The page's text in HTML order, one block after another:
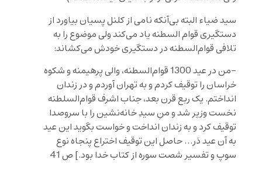
سید ضیاء البته بی‌آنکه نامی از کلنل پسیان بیاورد از
دستگیری قوام السطنه یاد می‌کند ولی موضوع را به
تلافی قوام‌السطنه در دستگیری خودش می‌کشاند:
-من در عید 1300 قوام‌السطنه، والی پرهیمنه و شکوه
خراسان را توقیف کردم و به تهران آوردم و در زندان
انداختم. یک ربع قرن بعد، جناب اشرف قوام‌السلطنه
نخست وزیر شد و منِ سیدِ خانه‌نشین را با سروصدا
توقیف کرد و به زندان انداخت و خواست بگوید این عید
به آن عید دَر… حاصل این توقیف اختراع پنجاه نوع
سوپ و تفسیر شصت سوره از کتاب خدا بود.] ص 41